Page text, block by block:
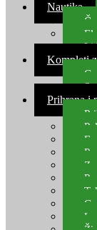
Nautika
Kompleti
Prihrana i